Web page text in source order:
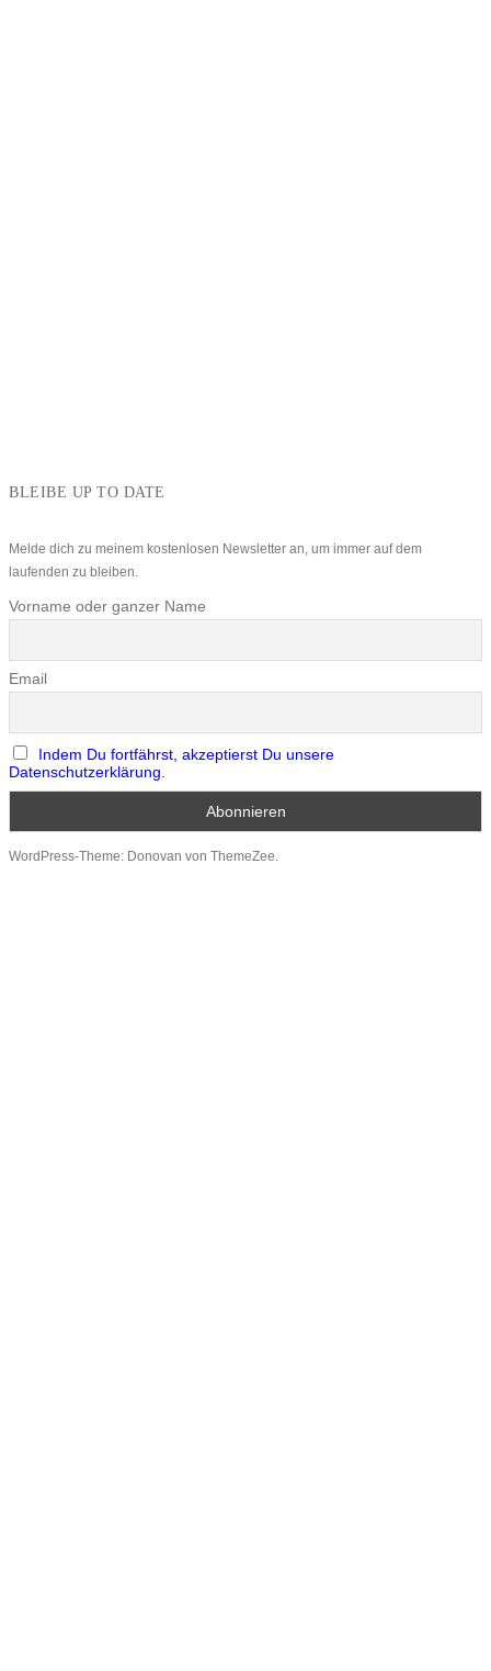
BLEIBE UP TO DATE
Melde dich zu meinem kostenlosen Newsletter an, um immer auf dem
laufenden zu bleiben.
Vorname oder ganzer Name
Email
Indem Du fortfährst, akzeptierst Du unsere
Datenschutzerklärung.
WordPress-Theme: Donovan von ThemeZee.